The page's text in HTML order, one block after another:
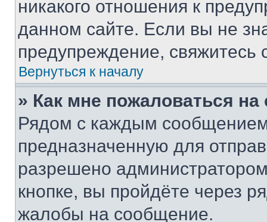
никакого отношения к
данном сайте. Если вы не
предупреждение,
Вернуться к началу
» Как мне пожаловаться
Рядом с каждым сообщением
предназначенную для
разрешено
кнопке, вы пройдёте через
жалобы на сообщение.